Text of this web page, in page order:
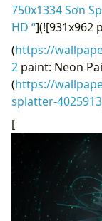
750x1334 Sơn
HD “](![931x962
(https://
2 paint: Neon
(https://
splatter-4025913
[